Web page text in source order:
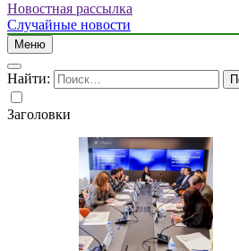
Новостная рассылка
Случайные новости
Меню
Найти:
Заголовки